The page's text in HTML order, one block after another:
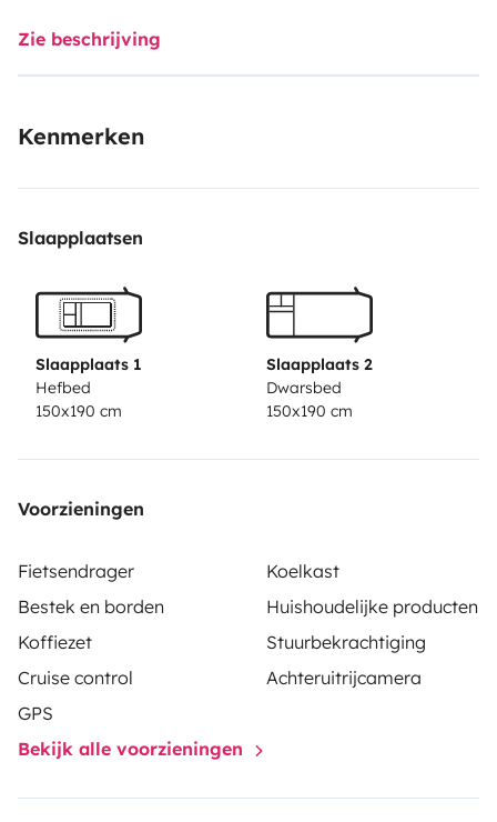
Zie beschrijving
Kenmerken
Slaapplaatsen
Slaapplaats 1
Hefbed
150x190 cm
Slaapplaats 2
Dwarsbed
150x190 cm
Voorzieningen
Fietsendrager
Koelkast
Bestek en borden
Huishoudelijke producten
Koffiezet
Stuurbekrachtiging
Cruise control
Achteruitrijcamera
GPS
Bekijk alle voorzieningen